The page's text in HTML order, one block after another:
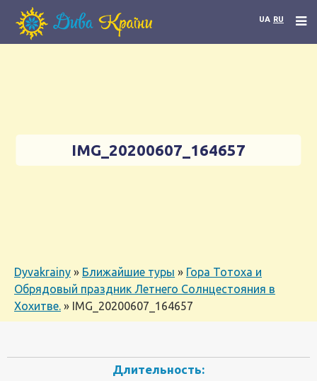
UA RU
IMG_20200607_164657
Dyvakrainy » Ближайшие туры » Гора Тотоха и
Обрядовый праздник Летнего Солнцестояния в
Хохитве. » IMG_20200607_164657
Длительность: